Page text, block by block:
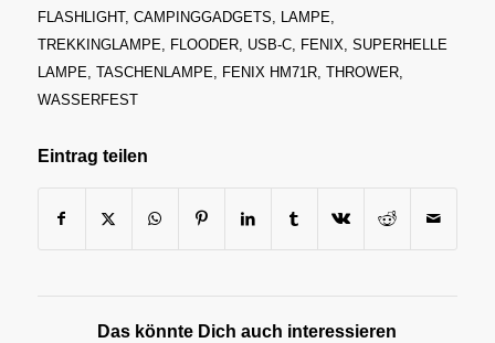
FLASHLIGHT, CAMPINGGADGETS, LAMPE,
TREKKINGLAMPE, FLOODER, USB-C, FENIX, SUPERHELLE
LAMPE, TASCHENLAMPE, FENIX HM71R, THROWER,
WASSERFEST
Eintrag teilen
Das könnte Dich auch interessieren